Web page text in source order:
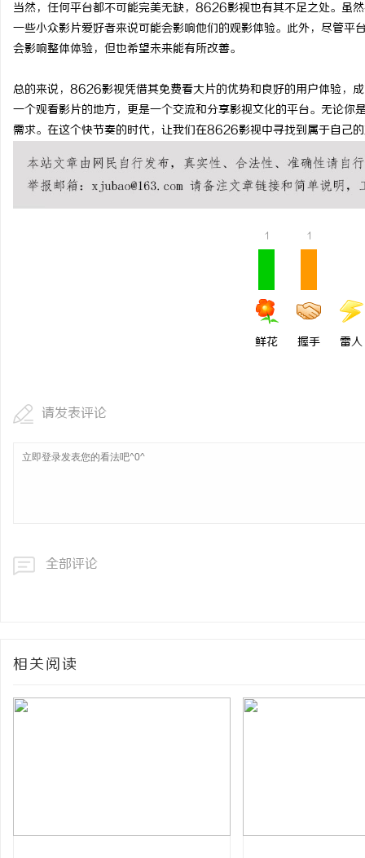
当然，任何平台都不可能完美无缺，8626影视也有其不足之处。虽
一些小众影片爱好者来说可能会影响他们的观影体验。此外，尽管
会影响整体体验，但也希望未来能有所改善。
总的来说，8626影视凭借其免费看大片的优势和良好的用户体验，
一个观看影片的地方，更是一个交流和分享影视文化的平台。无论
需求。在这个快节奏的时代，让我们在8626影视中寻找到属于自己
1
鲜花
1
握手 雷人
请发表评论
全部评论
相关阅读
造业的“工艺护城河”：商业秘密律师如何